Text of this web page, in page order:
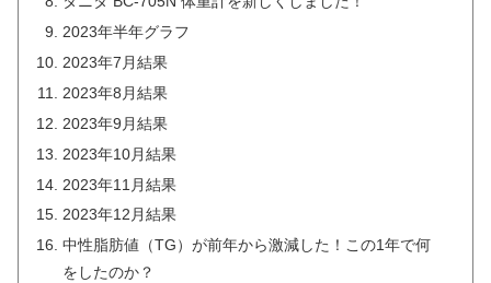
2023年半年グラフ
2023年7月結果
2023年8月結果
2023年9月結果
2023年10月結果
2023年11月結果
2023年12月結果
中性脂肪値（TG）が前年から激減した！この1年で何
をしたのか？